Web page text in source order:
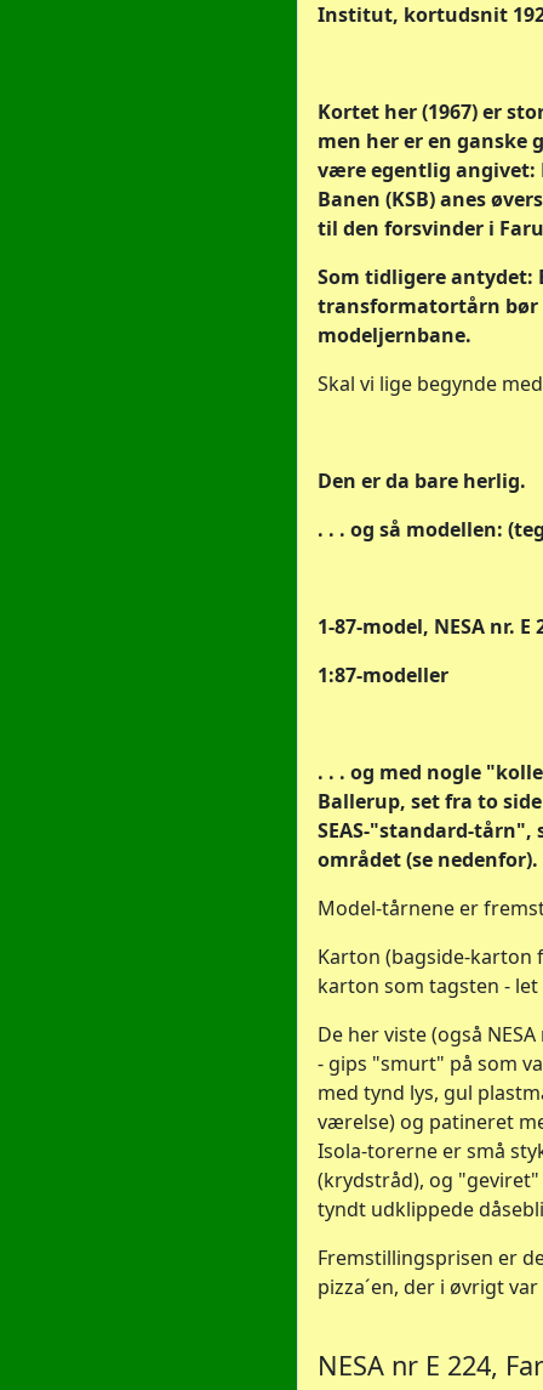
Institut, kortudsnit
Kortet her (1967) er
men her er en ganske
være egentlig angivet:
Banen (KSB) anes
til den forsvinder i
Som tidligere
transformatortårn bør
modeljernbane.
Skal vi lige begynde
Den er da bare herlig.
. . . og så modellen:
1-87-model, NESA nr.
1:87-modeller
. . . og med nogle
Ballerup, set fra to
SEAS-"standard-tårn",
området (se nedenfor).
Model-tårnene er
Karton (bagside-karton
karton som tagsten -
De her viste (også
- gips "smurt" på som
med tynd lys, gul
værelse) og patineret
Isola-torerne er små
(krydstråd), og
tyndt udklippede
Fremstillingsprisen er
pizza´en, der i øvrigt
NESA nr E 224,